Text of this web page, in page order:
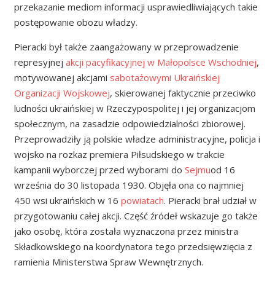
przekazanie mediom informacji usprawiedliwiających takie
postępowanie obozu władzy.
Pieracki był także zaangażowany w przeprowadzenie
represyjnej akcji pacyfikacyjnej w Małopolsce Wschodniej,
motywowanej akcjami sabotażowymi Ukraińskiej
Organizacji Wojskowej, skierowanej faktycznie przeciwko
ludności ukraińskiej w Rzeczypospolitej i jej organizacjom
społecznym, na zasadzie odpowiedzialności zbiorowej.
Przeprowadziły ją polskie władze administracyjne, policja i
wojsko na rozkaz premiera Piłsudskiego w trakcie
kampanii wyborczej przed wyborami do Sejmuod 16
września do 30 listopada 1930. Objęła ona co najmniej
450 wsi ukraińskich w 16 powiatach. Pieracki brał udział w
przygotowaniu całej akcji. Część źródeł wskazuje go także
jako osobę, która została wyznaczona przez ministra
Składkowskiego na koordynatora tego przedsięwzięcia z
ramienia Ministerstwa Spraw Wewnętrznych.